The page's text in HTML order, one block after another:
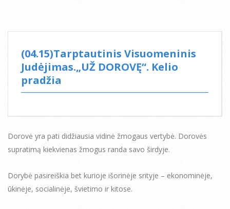
(04.15)Tarptautinis Visuomeninis
Judėjimas.„UŽ DOROVĘ“. Kelio
pradžia
Dorovė yra pati didžiausia vidinė žmogaus vertybė. Dorovės
supratimą kiekvienas žmogus randa savo širdyje.
Dorybė pasireiškia bet kurioje išorinėje srityje – ekonominėje,
ūkinėje, socialinėje, švietimo ir kitose.